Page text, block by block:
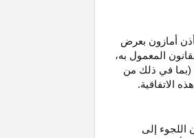
أمازون بعرض
المعمول به،
(بما في ذلك من
الاتفاقية.
اللجوء إلى